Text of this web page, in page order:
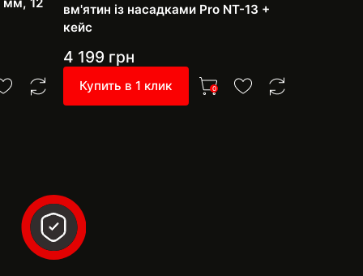
вм'ятин із насадками Pro NT-13 +
кейс
4 199 грн
Купить в 1 клик 0